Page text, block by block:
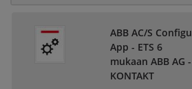
ABB AC/S
App - ETS 6
mukaan ABB AG -
KONTAKT